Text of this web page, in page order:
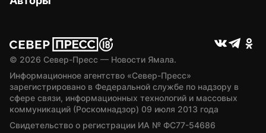
© 2026 Север-Пресс — Новости Ямала.
Информационное агентство «Север-Пресс»
зарегистрировано в Федеральной службе по надзору в
сфере связи, информационных технологий и массовых
коммуникаций (Роскомнадзор) 09 июля 2013 года
Свидетельство о регистрации ИА № ФС77-54686